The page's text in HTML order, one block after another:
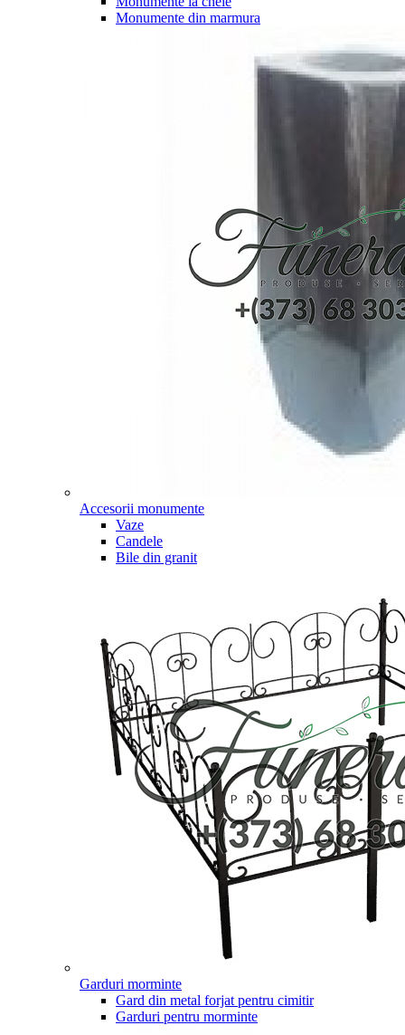
Monumente din marmura
Accesorii monumente
Vaze
Candele
Bile din granit
Garduri morminte
Gard din metal forjat pentru cimitir
Garduri pentru morminte